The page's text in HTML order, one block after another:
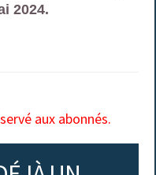
2024.
aux abonnés.